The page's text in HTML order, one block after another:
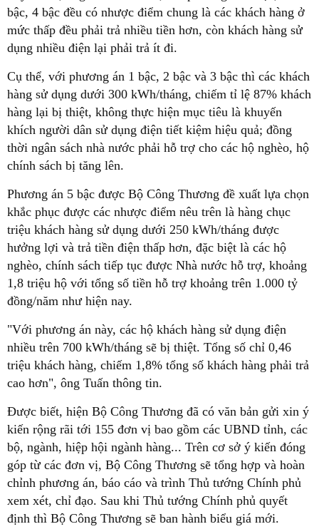
bậc, 4 bậc đều có nhược điểm chung là các khách hàng ở
mức thấp đều phải trả nhiều tiền hơn, còn khách hàng sử
dụng nhiều điện lại phải trả ít đi.
Cụ thể, với phương án 1 bậc, 2 bậc và 3 bậc thì các khách
hàng sử dụng dưới 300 kWh/tháng, chiếm tỉ lệ 87% khách
hàng lại bị thiệt, không thực hiện mục tiêu là khuyến
khích người dân sử dụng điện tiết kiệm hiệu quả; đồng
thời ngân sách nhà nước phải hỗ trợ cho các hộ nghèo, hộ
chính sách bị tăng lên.
Phương án 5 bậc được Bộ Công Thương đề xuất lựa chọn
khắc phục được các nhược điểm nêu trên là hàng chục
triệu khách hàng sử dụng dưới 250 kWh/tháng được
hưởng lợi và trả tiền điện thấp hơn, đặc biệt là các hộ
nghèo, chính sách tiếp tục được Nhà nước hỗ trợ, khoảng
1,8 triệu hộ với tổng số tiền hỗ trợ khoảng trên 1.000 tỷ
đồng/năm như hiện nay.
"Với phương án này, các hộ khách hàng sử dụng điện
nhiều trên 700 kWh/tháng sẽ bị thiệt. Tổng số chỉ 0,46
triệu khách hàng, chiếm 1,8% tổng số khách hàng phải trả
cao hơn", ông Tuấn thông tin.
Được biết, hiện Bộ Công Thương đã có văn bản gửi xin ý
kiến rộng rãi tới 155 đơn vị bao gồm các UBND tỉnh, các
bộ, ngành, hiệp hội ngành hàng... Trên cơ sở ý kiến đóng
góp từ các đơn vị, Bộ Công Thương sẽ tổng hợp và hoàn
chỉnh phương án, báo cáo và trình Thủ tướng Chính phủ
xem xét, chỉ đạo. Sau khi Thủ tướng Chính phủ quyết
định thì Bộ Công Thương sẽ ban hành biểu giá mới.